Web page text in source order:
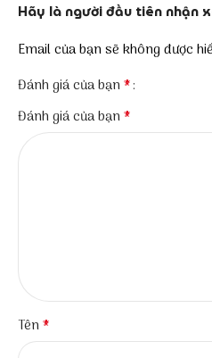
Hãy là người đầu tiên nhận
Email của bạn sẽ không được
Đánh giá của bạn*
Đánh giá của bạn*
Tên*